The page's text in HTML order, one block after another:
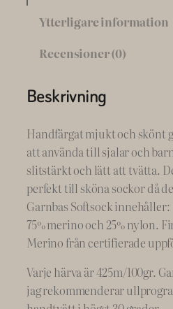
Ytterligare information
Recensioner (0)
Beskrivning
Handfärgat mjukt och skönt
att använda till sjalar och
slitstärkt och lätt att tvätta.
perfekt till sköna sockor då
Garnbas Softsock innehåller:
75% merino och 25% nylon.
Merino från certifierade
Varje härva är 425m/100gr.
jag rekommenderar